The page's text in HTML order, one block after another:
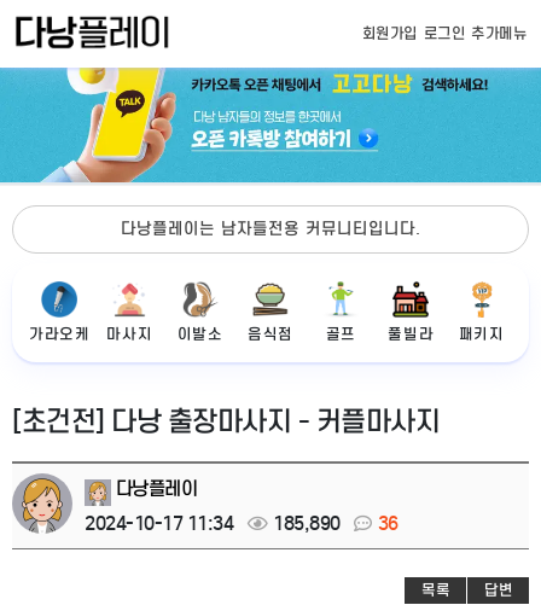
회원가입 로그인 추가메뉴
다낭플레이는 남자들전용 커뮤니티입니다.
가라오케 마사지 이발소 음식점 골프 풀빌라 패키지
[초건전] 다낭 출장마사지 - 커플마사지
다낭플레이
2024-10-17 11:34
185,890 36
목록 답변